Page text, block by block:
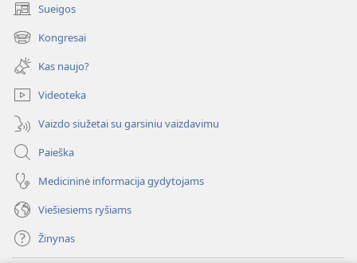
Sueigos
(atsiveria
naujas
langas)
Kongresai
(atsiveria
naujas
langas)
Kas naujo?
Videoteka
Vaizdo siužetai su garsiniu vaizdavimu
Paieška
Medicininė informacija gydytojams
Viešiesiems ryšiams
Žinynas